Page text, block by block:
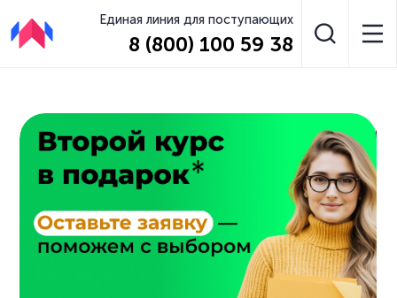
Единая линия для поступающих
8 (800) 100 59 38